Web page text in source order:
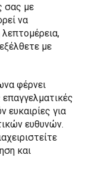
σας με
να
με
φέρνει
ευκαιρίες για
ευθυνών.
και